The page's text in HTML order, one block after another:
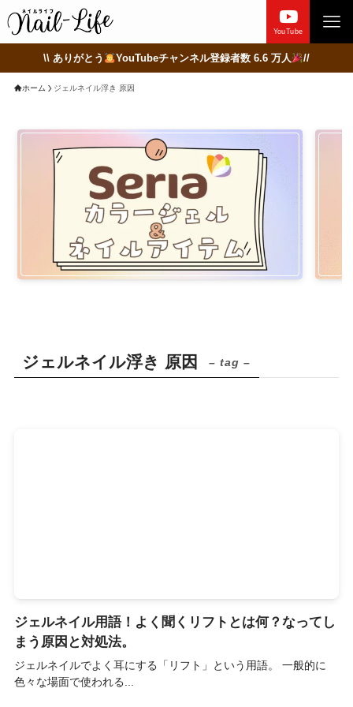
YouTube
\\ ありがとう YouTubeチャンネル登録者数 6.6 万人 //
ホーム ジェルネイル浮き 原因
ジェルネイル浮き 原因 – tag –
ジェルネイル用語！よく聞くリフトとは何？なってし
まう原因と対処法。
ジェルネイルでよく耳にする「リフト」という用語。 一般的に
色々な場面で使われる...